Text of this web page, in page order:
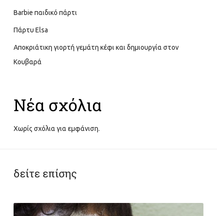
Barbie παιδικό πάρτι
Πάρτυ Elsa
Αποκριάτικη γιορτή γεμάτη κέφι και δημιουργία στον
Κουβαρά
Νέα σχόλια
Χωρίς σχόλια για εμφάνιση.
δείτε επίσης